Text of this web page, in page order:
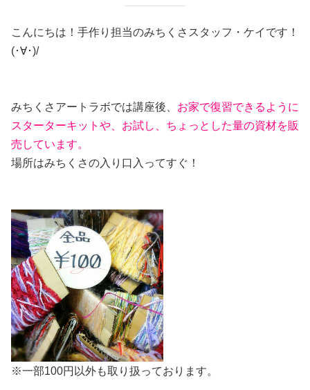
こんにちは！手作り担当のみちくさスタッフ・ケイです！
(･∀･)/
みちくさアートラボでは講座後、 お家で復習できるように
スターターキットや、お試し、ちょっとした量の資材を販
売しています。
場所はみちくさの入り口入ってすぐ！
※一部100円以外も取り扱っております。